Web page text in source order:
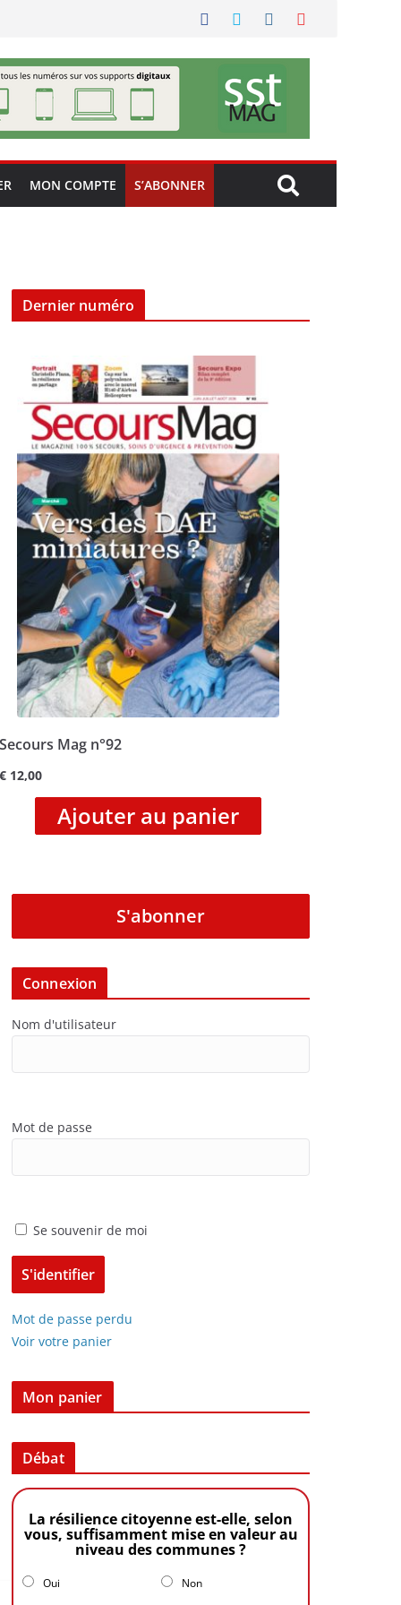
MON COMPTE S’ABONNER
Dernier numéro
Secours Mag n°92
€ 12,00
Ajouter au panier
S'abonner
Connexion
Nom d'utilisateur
Mot de passe
Se souvenir de moi
Mot de passe perdu
Voir votre panier
Mon panier
Débat
La résilience citoyenne est-elle, selon
vous, suffisamment mise en valeur au
niveau des communes ?
Oui Non